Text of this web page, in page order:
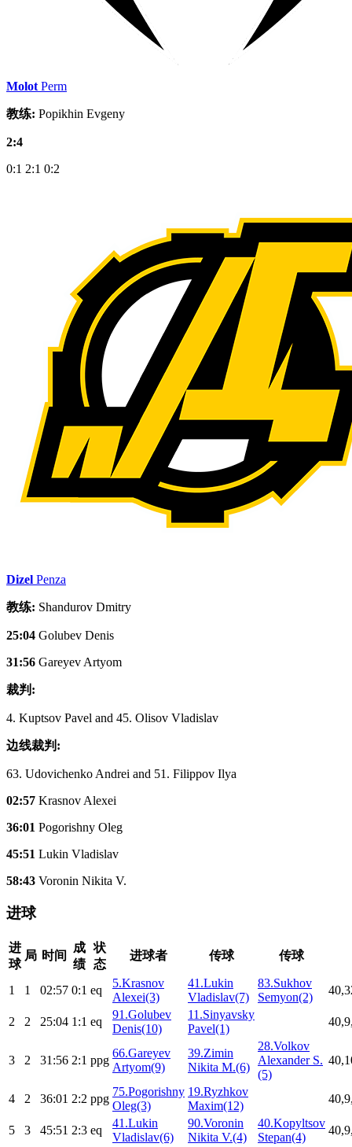
Molot Perm
教练: Popikhin Evgeny
2:4
0:1 2:1 0:2
Dizel Penza
教练: Shandurov Dmitry
25:04 Golubev Denis
31:56 Gareyev Artyom
裁判:
4. Kuptsov Pavel and 45. Olisov Vladislav
边线裁判:
63. Udovichenko Andrei and 51. Filippov Ilya
02:57 Krasnov Alexei
36:01 Pogorishny Oleg
45:51 Lukin Vladislav
58:43 Voronin Nikita V.
进球
进
球
局 时间
成
绩
状
态
进球者 传球 传球
1 1 02:57 0:1 eq
5.Krasnov
Alexei(3)
41.Lukin
Vladislav(7)
83.Sukhov
Semyon(2)
2 2 25:04 1:1 eq
91.Golubev
Denis(10)
11.Sinyavsky
Pavel(1)
3 2 31:56 2:1 ppg
66.Gareyev
Artyom(9)
39.Zimin
Nikita M.(6)
28.Volkov
Alexander S.
(5)
4 2 36:01 2:2 ppg
75.Pogorishny
Oleg(3)
19.Ryzhkov
Maxim(12)
5 3 45:51 2:3 eq
41.Lukin
Vladislav(6)
90.Voronin
Nikita V.(4)
40.Kopyltsov
Stepan(4)